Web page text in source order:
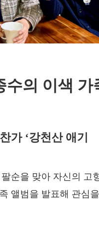
수의 이색 가
가 ‘강천산 애기
순을 맞아 자신의 고
앨범을 발표해 관심을